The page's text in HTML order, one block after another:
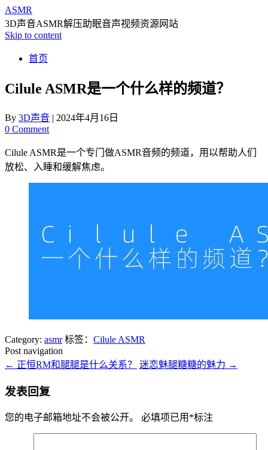
ASMR
3D声音ASMR解压助眠音声视频资源网站
Skip to content
首页
Cilule ASMR是一个什么样的频道？
By 3D声音 | 2024年4月16日
0 Comment
Cilule ASMR是一个专门做ASMR音频的频道，用以帮助人们
放松、入睡和缓解焦虑。
Category: asmr 标签： Cilule ASMR
Post navigation
← 正恒RM和腿腿是什么关系？ 迷恋魅腿糖糖的魅力 →
发表回复
您的电子邮箱地址不会被公开。 必填项已用 *标注